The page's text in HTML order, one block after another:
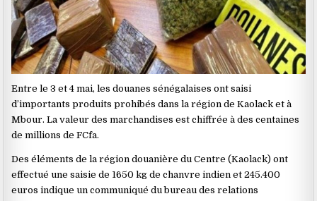
Entre le 3 et 4 mai, les douanes sénégalaises ont saisi
d’importants produits prohibés dans la région de Kaolack et à
Mbour. La valeur des marchandises est chiffrée à des centaines
de millions de FCfa.
Des éléments de la région douanière du Centre (Kaolack) ont
effectué une saisie de 1650 kg de chanvre indien et 245.400
euros indique un communiqué du bureau des relations